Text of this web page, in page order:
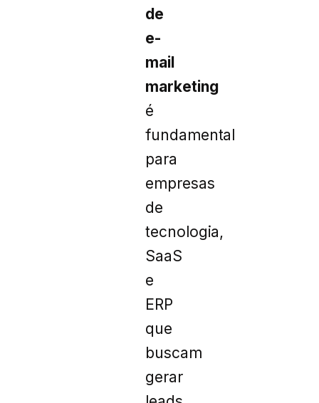
de
e-
mail
marketing
é
fundamental
para
empresas
de
tecnologia,
SaaS
e
ERP
que
buscam
gerar